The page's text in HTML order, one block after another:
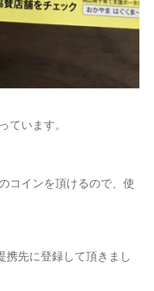
ています。
コインを頂けるので、使
携先に登録して頂きまし